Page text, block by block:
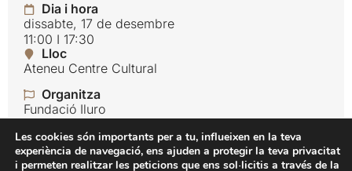
Dia i hora
dissabte, 17 de desembre
11:00 I 17:30
Lloc
Ateneu Centre Cultural
Organitza
Fundació Iluro
Idioma
Català
Les cookies són importants per a tu, influeixen en la teva
experiència de navegació, ens ajuden a protegir la teva privacitat
i permeten realitzar les peticions que ens sol·licitis a través de la